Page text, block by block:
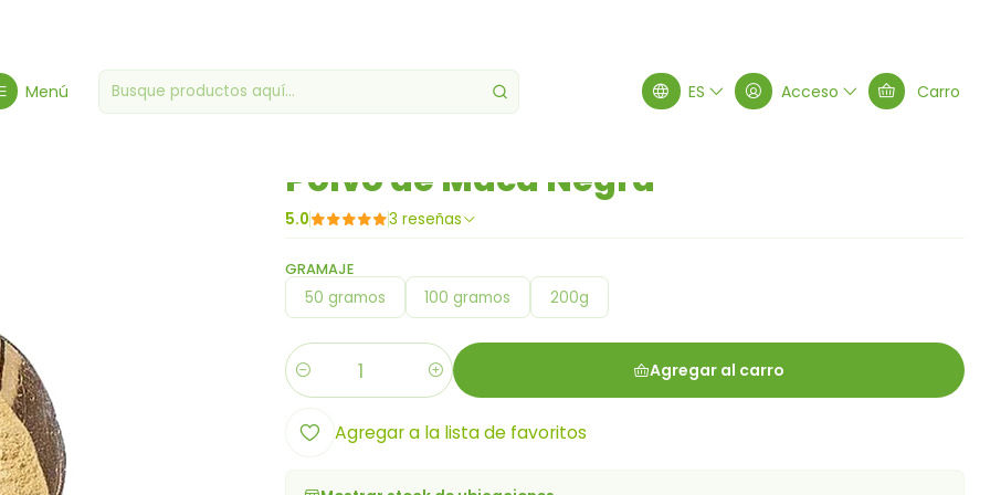
Menú ES Acceso Carro
Polvo de Maca Negra
5.0 3 reseñas
GRAMAJE
50 gramos 100 gramos 200g
Cantidad Agregar al carro
Agregar a la lista de favoritos